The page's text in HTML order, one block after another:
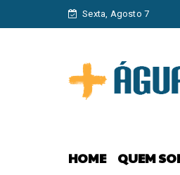
Sexta, Agosto 7
HOME QUEM